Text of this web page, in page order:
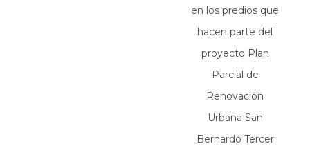
en los predios que
hacen parte del
proyecto Plan
Parcial de
Renovación
Urbana San
Bernardo Tercer